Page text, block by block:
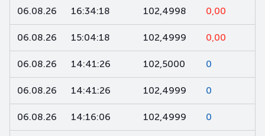
06.08.26 16:34:18 102,4998 0,00
06.08.26 15:04:18 102,4999 0,00
06.08.26 14:41:26 102,5000 0
06.08.26 14:41:26 102,4999 0
06.08.26 14:16:06 102,4999 0